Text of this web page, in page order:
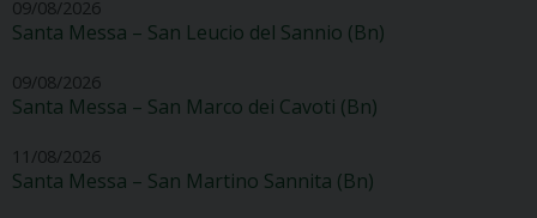
09/08/2026
Santa Messa – San Leucio del Sannio (Bn)
09/08/2026
Santa Messa – San Marco dei Cavoti (Bn)
11/08/2026
Santa Messa – San Martino Sannita (Bn)